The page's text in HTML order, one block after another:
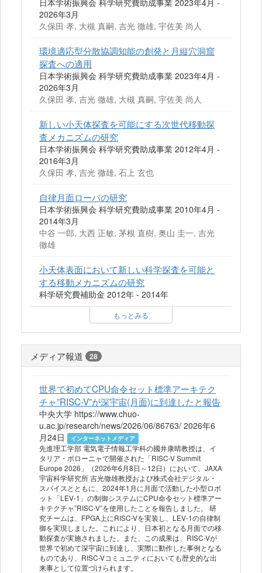
2026年3月
久保田 孝, 大槻 真嗣, 吉光 徹雄, 宇佐美 尚人
環境適応型分散協調知能の創発と月縦穴洞窟
探査への適用
日本学術振興会 科学研究費助成事業 2023年4月 -
2026年3月
久保田 孝, 吉光 徹雄, 大槻 真嗣, 宇佐美 尚人
新しい小天体探査を可能にする次世代移動探
査メカニズムの研究
日本学術振興会 科学研究費助成事業 2012年4月 -
2016年3月
久保田 孝, 吉光 徹雄, 石上 玄也
自律月面ローバの研究
日本学術振興会 科学研究費助成事業 2010年4月 -
2014年3月
中谷 一郎, 大西 正敏, 茅根 直樹, 奥山 圭一, 吉光
徹雄
小天体表面において新しい科学探査を可能と
する移動メカニズムの研究
科学研究費補助金 2012年 - 2014年
もっとみる
メディア報道 28
世界で初めてCPU命令セット標準アーキテク
チャ”RISC-V”が深宇宙(月面)に到達したと報告
中央大学 https://www.chuo-
u.ac.jp/research/news/2026/06/86763/ 2026年6
月24日
インターネットメディア
先進理工学部 電気電子情報工学科の國井康晴教授は、イ
タリア・ボローニャで開催された「RISC-V Summit
Europe 2026」（2026年6月8日～12日）において、JAXA
宇宙科学研究所 吉光徹雄教授および株式会社デジタル・
スパイスとともに、2024年1月に月面で活動した小型ロボ
ット「LEV-1」の制御システムにCPU命令セット標準アー
キテクチャ”RISC-V”を使用したことを報告しました。 研
究チームは、FPGA上にRISC-Vを実装し、LEV-1の自律制
御を実現しました。これにより、日本初となる月面での移
動探査が実施されました。また、この成果は、RISC-Vが
世界で初めて深宇宙に到達し、実際に動作した事例となる
ものであり、RISC-Vコミュニティにおいても歴史的な出
来事として位置づけられます。